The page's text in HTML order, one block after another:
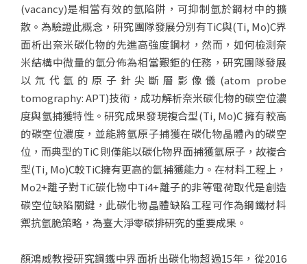
(vacancy)是相當有效的氫陷阱，可抑制氫於鋼材中的擴
散。為驗證此概念，研究團隊發展分別有TiC與(Ti, Mo)C界
面析出奈米碳化物的先進高強度鋼材，然而，如何檢測奈
米結構中微量的氫分佈為相當艱鉅的任務，研究團隊發展
以氘代氫的原子針尖斷層影像儀(atom probe
tomography: APT)技術，成功解析奈米碳化物的碳空位濃
度與氫捕獲特性。研究成果發現複合型(Ti, Mo)C 擁有較高
的碳空位濃度，並能將氫原子捕獲在碳化物晶體內的碳空
位，而典型的TiC 則僅能以碳化物界面捕獲氫原子，故複合
型(Ti, Mo)C較TiC擁有更高的氫捕獲能力。在材料工程上，
Mo2+離子對TiC碳化物中Ti4+離子的非等電荷取代是創造
碳空位缺陷關鍵，此碳化物晶體缺陷工程可作為鋼鐵材料
禦抗氫脆策略，為臺大淨零碳排研究的重要成果。
顏鴻威教授研究鋼鐵中界面析出碳化物超過15年，從2016